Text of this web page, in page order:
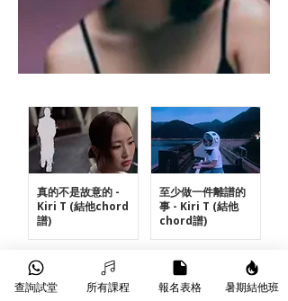
真的不是故意的 -
Kiri T (結他chord
譜)
至少做一件離譜的
事 - Kiri T (結他
chord譜)
Previous Next
查詢試堂 所有課程 報名表格 暑期結他班